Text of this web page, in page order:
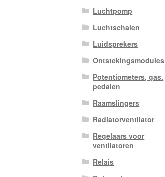
Luchtpomp
Luchtschalen
Luidsprekers
Ontstekingsmodules
Potentiometers, gas.
pedalen
Raamslingers
Radiatorventilator
Regelaars voor
ventilatoren
Relais